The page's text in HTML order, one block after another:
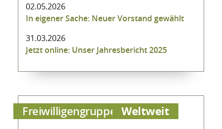
02.05.2026
In eigener Sache: Neuer Vorstand gewählt
31.03.2026
Jetzt online: Unser Jahresbericht 2025
Freiwilligengruppe Weltweit